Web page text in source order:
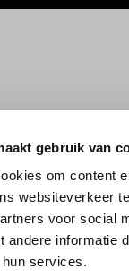
gebruik van
om content
websiteverkeer
voor social
andere informatie
services.